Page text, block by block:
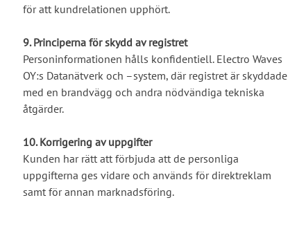
för att kundrelationen upphört.
9. Principerna för skydd av registret
Personinformationen hålls konfidentiell. Electro Waves
OY:s Datanätverk och –system, där registret är skyddade
med en brandvägg och andra nödvändiga tekniska
åtgärder.
10. Korrigering av uppgifter
Kunden har rätt att förbjuda att de personliga
uppgifterna ges vidare och används för direktreklam
samt för annan marknadsföring.